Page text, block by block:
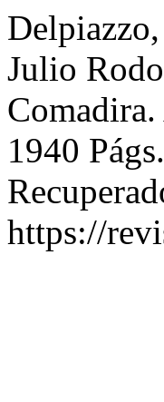
Julio
1940 Págs.
https://